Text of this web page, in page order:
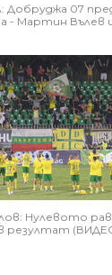
07
- Мартин Вълев
Нулевото
резултат